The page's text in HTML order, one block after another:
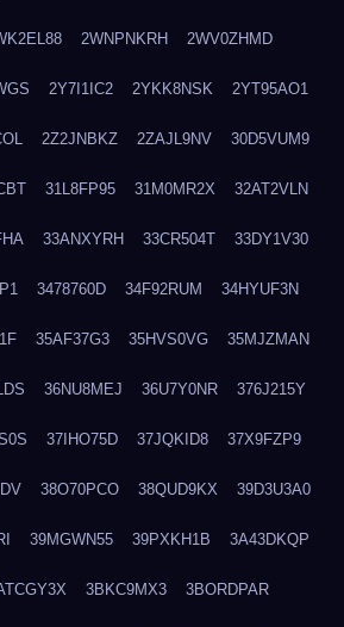
2WNPNKRH 2WV0ZHMD
2Y7I1IC2 2YKK8NSK 2YT95AO1
2Z2JNBKZ 2ZAJL9NV 30D5VUM9
31L8FP95 31M0MR2X 32AT2VLN
33ANXYRH 33CR504T 33DY1V30
3478760D 34F92RUM 34HYUF3N
35AF37G3 35HVS0VG 35MJZMAN
36NU8MEJ 36U7Y0NR 376J215Y
37IHO75D 37JQKID8 37X9FZP9
38O70PCO 38QUD9KX 39D3U3A0
39MGWN55 39PXKH1B 3A43DKQP
3BKC9MX3 3BORDPAR